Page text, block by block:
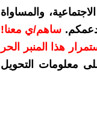
والمساواة
ساهم/ي معنا!
هذا المنبر الحر
معلومات التحويل